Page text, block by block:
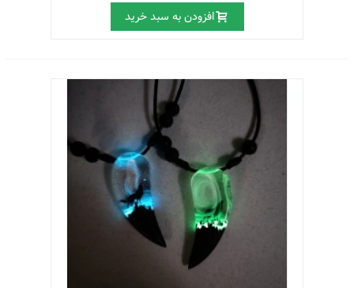
افزودن به سبد خرید